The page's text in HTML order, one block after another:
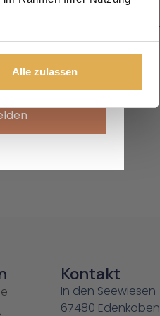
Alle zulassen
Kontakt
In den Seewiesen
67480 Edenkoben